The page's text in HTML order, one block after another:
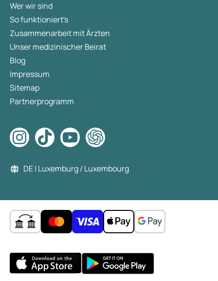
Wer wir sind
So funktioniert's
Zusammenarbeit mit Ärzten
Unser medizinischer Beirat
Blog
Impressum
Sitemap
Partnerprogramm
DE | Luxemburg / Luxembourg